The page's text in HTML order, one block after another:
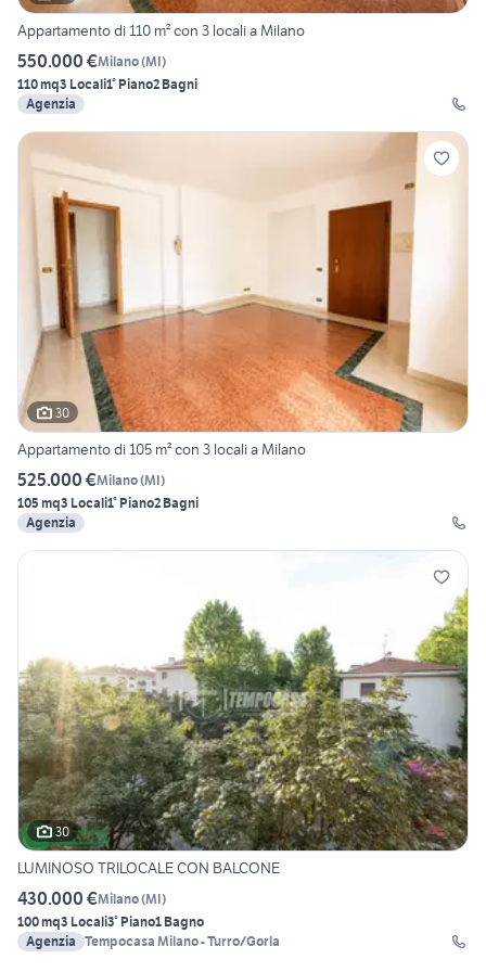
Appartamento di 110 m² con 3 locali a Milano
550.000 €Milano(MI)
110 mq3 Locali1° Piano2 Bagni
Agenzia
30
Appartamento di 105 m² con 3 locali a Milano
525.000 €Milano(MI)
105 mq3 Locali1° Piano2 Bagni
Agenzia
30
LUMINOSO TRILOCALE CON BALCONE
430.000 €Milano(MI)
100 mq3 Locali3° Piano1 Bagno
Agenzia Tempocasa Milano - Turro/Gorla